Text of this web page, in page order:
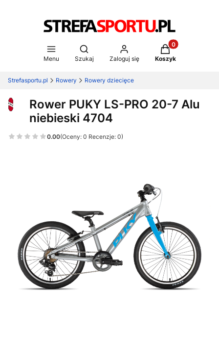
Menu
Otwórz wyszukiwarkę
Szukaj Zaloguj się
Produkty w
Koszyk
Strefasportu.pl Rowery Rowery dziecięce
Rower PUKY LS-PRO 20-7 Alu
niebieski 4704
0.00(Oceny: 0 Recenzje: 0)